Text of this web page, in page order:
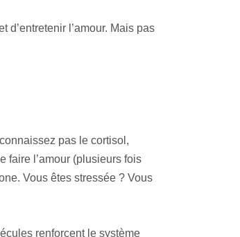
d’entretenir l’amour. Mais pas
pas le cortisol,
faire l’amour (plusieurs fois
Vous êtes stressée ? Vous
renforcent le système